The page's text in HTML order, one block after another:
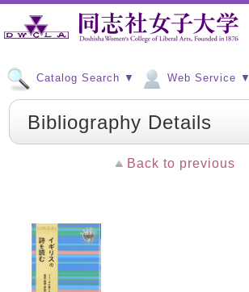
Catalog Search ▼ Web Service ▼
Bibliography Details
Back to previous